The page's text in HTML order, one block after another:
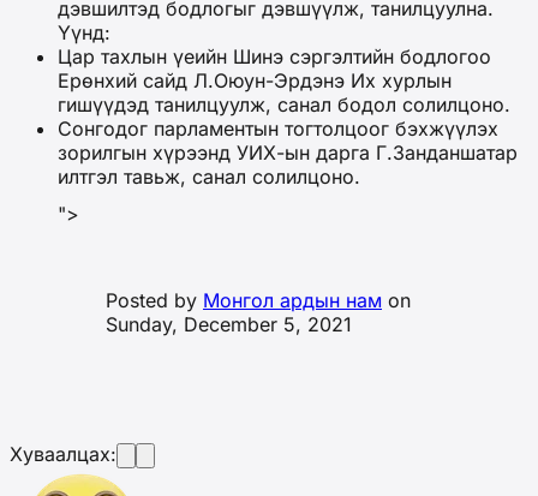
дэвшилтэд бодлогыг дэвшүүлж, танилцуулна.
Үүнд:
Цар тахлын үеийн Шинэ сэргэлтийн бодлогоо
Ерөнхий сайд Л.Оюун-Эрдэнэ Их хурлын
гишүүдэд танилцуулж, санал бодол солилцоно.
Сонгодог парламентын тогтолцоог бэхжүүлэх
зорилгын хүрээнд УИХ-ын дарга Г.Занданшатар
илтгэл тавьж, санал солилцоно.
">
Posted by Монгол ардын нам on
Sunday, December 5, 2021
Хуваалцах: